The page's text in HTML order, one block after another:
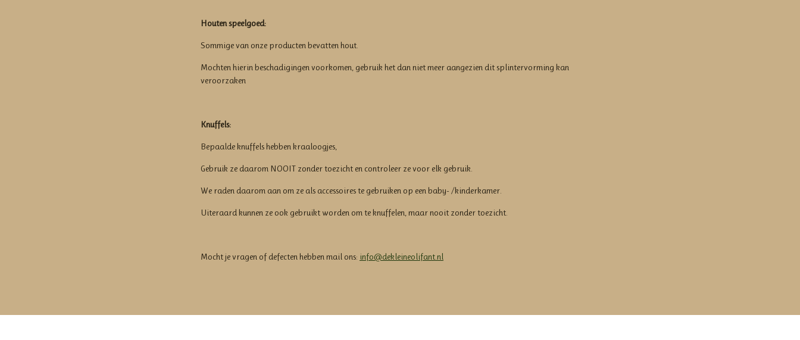
Houten speelgoed:
Sommige van onze producten bevatten hout.
Mochten hierin beschadigingen voorkomen, gebruik het dan niet meer aangezien dit splintervorming kan
veroorzaken
Knuffels:
Bepaalde knuffels hebben kraaloogjes,
Gebruik ze daarom NOOIT zonder toezicht en controleer ze voor elk gebruik.
We raden daarom aan om ze als accessoires te gebruiken op een baby- /kinderkamer.
Uiteraard kunnen ze ook gebruikt worden om te knuffelen, maar nooit zonder toezicht.
Mocht je vragen of defecten hebben mail ons: info@dekleineolifant.nl